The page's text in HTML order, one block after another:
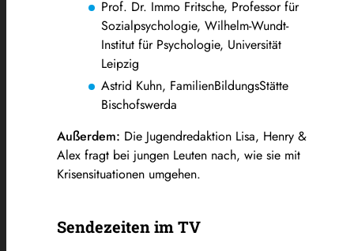
Prof. Dr. Immo Fritsche, Professor für
Sozialpsychologie, Wilhelm-Wundt-
Institut für Psychologie, Universität
Leipzig
Astrid Kuhn, FamilienBildungsStätte
Bischofswerda
Außerdem: Die Jugendredaktion Lisa, Henry &
Alex fragt bei jungen Leuten nach, wie sie mit
Krisensituationen umgehen.
Sendezeiten im TV